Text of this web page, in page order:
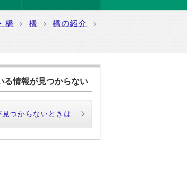
橋 橋
橋の紹介
る情報が見つからない
見つからないときは